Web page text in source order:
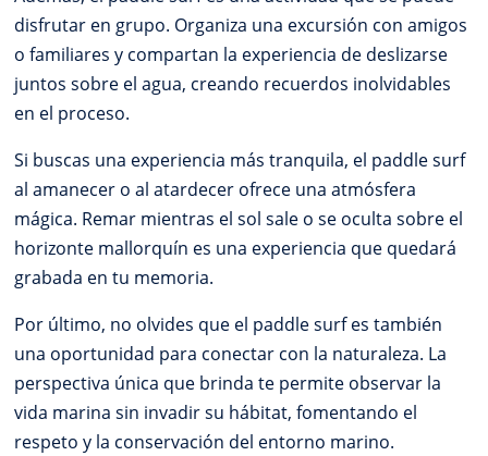
disfrutar en grupo. Organiza una excursión con amigos
o familiares y compartan la experiencia de deslizarse
juntos sobre el agua, creando recuerdos inolvidables
en el proceso.
Si buscas una experiencia más tranquila, el paddle surf
al amanecer o al atardecer ofrece una atmósfera
mágica. Remar mientras el sol sale o se oculta sobre el
horizonte mallorquín es una experiencia que quedará
grabada en tu memoria.
Por último, no olvides que el paddle surf es también
una oportunidad para conectar con la naturaleza. La
perspectiva única que brinda te permite observar la
vida marina sin invadir su hábitat, fomentando el
respeto y la conservación del entorno marino.